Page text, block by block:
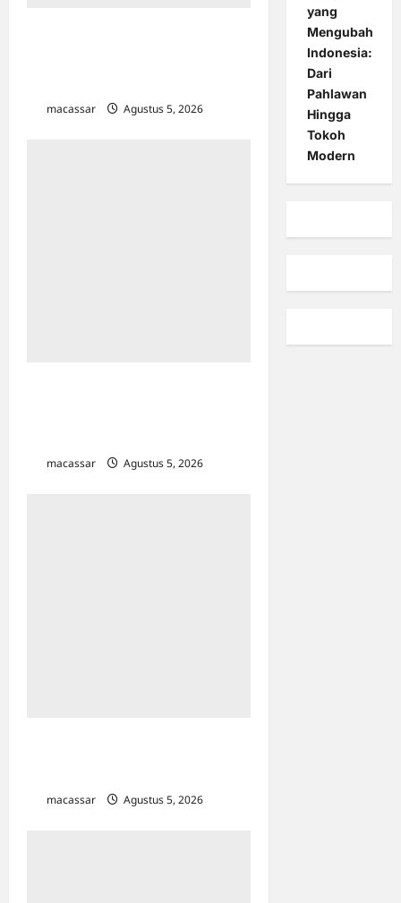
macassar
Agustus 5, 2026
macassar
Agustus 5, 2026
macassar
Agustus 5, 2026
yang
Mengubah
Indonesia:
Dari
Pahlawan
Hingga
Tokoh
Modern